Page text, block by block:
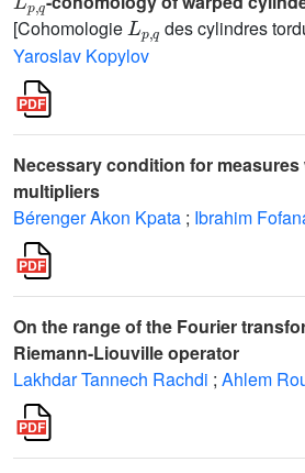
[Cohomologie
Lp,q
des cylindres
Yaroslav Kopylov
Necessary condition for measures
multipliers
Bérenger Akon Kpata ; Ibrahim
On the range of the Fourier
Riemann-Liouville operator
Lakhdar Tannech Rachdi ; Ahlem